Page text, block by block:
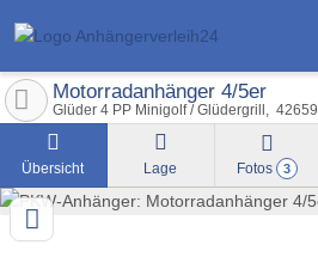
Motorradanhänger 4/5er
Glüder 4 PP Minigolf / Glüdergrill 42659
Übersicht Lage Fotos 3